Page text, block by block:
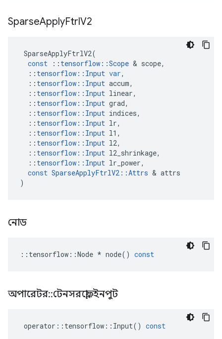
SparseApplyFtrlV2
SparseApplyFtrlV2(
const
:: tensorflow ::Scope & scope,
:: tensorflow :: Input var,
:: tensorflow :: Input accum,
:: tensorflow :: Input linear,
:: tensorflow :: Input grad,
:: tensorflow :: Input indices,
:: tensorflow :: Input lr,
:: tensorflow :: Input l1 ,
:: tensorflow :: Input l2,
:: tensorflow :: Input l2_shrinkage,
:: tensorflow :: Input lr_power,
const SparseApplyFtrlV2 ::Attrs & attrs
)
নোড
:: tensorflow ::Node * node() const
অপারেটর::টেনসরফ্লো::ইনপুট
operator :: tensorflow :: Input() const